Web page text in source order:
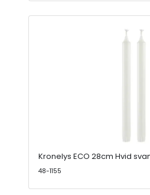
Kronelys ECO 28cm Hvid
48-1155